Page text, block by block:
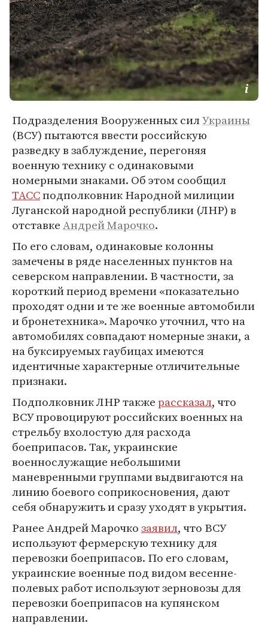
Подразделения Вооруженных силУкраины
(ВСУ) пытаются ввести российскую
разведку в заблуждение, перегоняя
военную технику с одинаковыми
номерными знаками. Об этом сообщил
ТАССподполковник Народной милиции
Луганской народной республики (ЛНР) в
отставкеАндрей Марочко.
По его словам, одинаковые колонны
замечены в ряде населенных пунктов на
северском направлении. В частности, за
короткий период времени «показательно
проходят одни и те же военные автомобили
и бронетехника». Марочко уточнил, что на
автомобилях совпадают номерные знаки, а
на буксируемых гаубицах имеются
идентичные характерные отличительные
признаки.
Подполковник ЛНР такжерассказал, что
ВСУ провоцируют российских военных на
стрельбу вхолостую для расхода
боеприпасов. Так, украинские
военнослужащие небольшими
маневренными группами выдвигаются на
линию боевого соприкосновения, дают
себя обнаружить и сразу уходят в укрытия.
Ранее Андрей Марочкозаявил, что ВСУ
используют фермерскую технику для
перевозки боеприпасов. По его словам,
украинские военные под видом весенне-
полевых работ используют зерновозы для
перевозки боеприпасов на купянском
направлении.